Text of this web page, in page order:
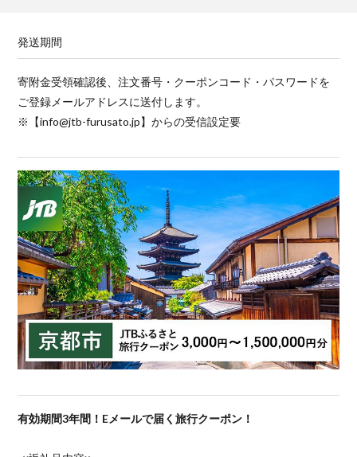
発送期間
寄附金受領確認後、注文番号・クーポンコード・パスワードを
ご登録メールアドレスに送付します。
※【info@jtb-furusato.jp】からの受信設定要
有効期間3年間！Eメールで届く旅行クーポン！